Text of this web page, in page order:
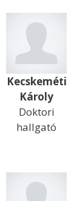
Kecskeméti
Károly
Doktori
hallgató